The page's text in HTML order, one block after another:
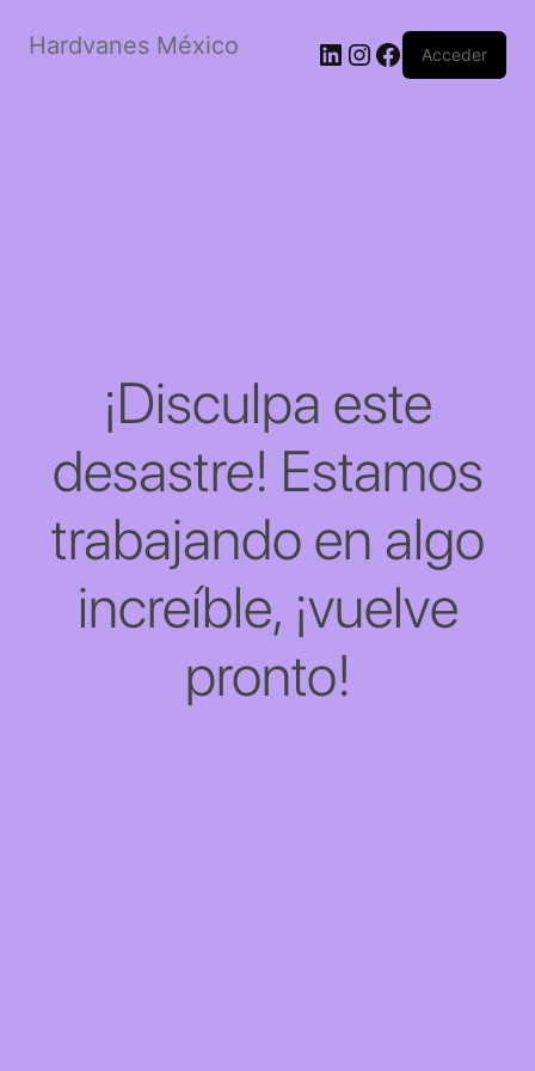
Hardvanes México LinkedIn
Instagram
Facebook
Acceder
¡Disculpa este
desastre! Estamos
trabajando en algo
increíble, ¡vuelve
pronto!